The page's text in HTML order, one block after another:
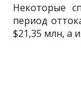
Некоторые
период
$21,35 млн, а